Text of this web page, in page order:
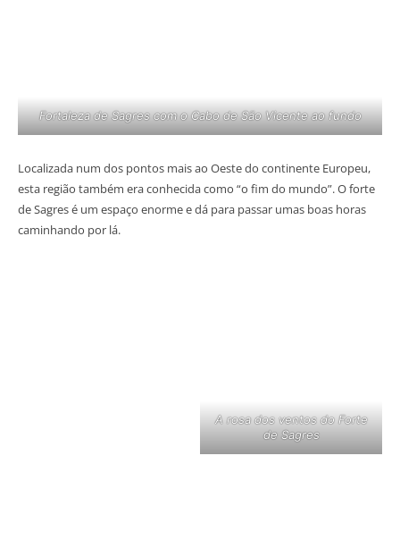
Fortaleza de Sagres com o Cabo de São Vicente ao fundo
Localizada num dos pontos mais ao Oeste do continente Europeu,
esta região também era conhecida como “o fim do mundo”. O forte
de Sagres é um espaço enorme e dá para passar umas boas horas
caminhando por lá.
A rosa dos ventos do Forte
de Sagres